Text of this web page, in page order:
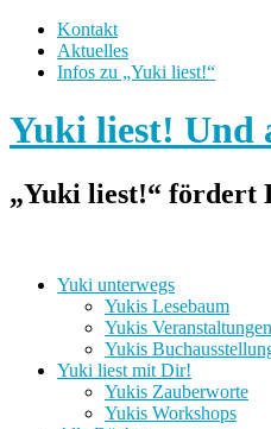
Kontakt
Aktuelles
Infos zu „Yuki liest!“
Yuki liest! Und
„Yuki liest!“ fördert
Yuki unterwegs
Yukis Lesebaum
Yukis Veranstaltungen
Yukis
Yuki liest mit Dir!
Yukis Zauberworte
Yukis Workshops